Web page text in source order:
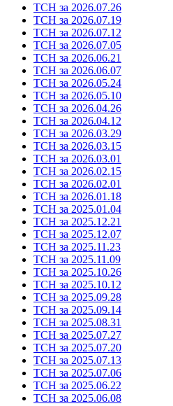
ТСН за 2026.07.26
ТСН за 2026.07.19
ТСН за 2026.07.12
ТСН за 2026.07.05
ТСН за 2026.06.21
ТСН за 2026.06.07
ТСН за 2026.05.24
ТСН за 2026.05.10
ТСН за 2026.04.26
ТСН за 2026.04.12
ТСН за 2026.03.29
ТСН за 2026.03.15
ТСН за 2026.03.01
ТСН за 2026.02.15
ТСН за 2026.02.01
ТСН за 2026.01.18
ТСН за 2025.01.04
ТСН за 2025.12.21
ТСН за 2025.12.07
ТСН за 2025.11.23
ТСН за 2025.11.09
ТСН за 2025.10.26
ТСН за 2025.10.12
ТСН за 2025.09.28
ТСН за 2025.09.14
ТСН за 2025.08.31
ТСН за 2025.07.27
ТСН за 2025.07.20
ТСН за 2025.07.13
ТСН за 2025.07.06
ТСН за 2025.06.22
ТСН за 2025.06.08